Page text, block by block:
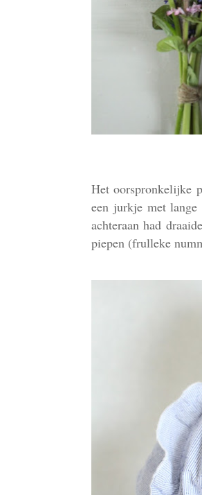
Het oorspronkelijke
een jurkje met
achteraan had
piepen (frulleke